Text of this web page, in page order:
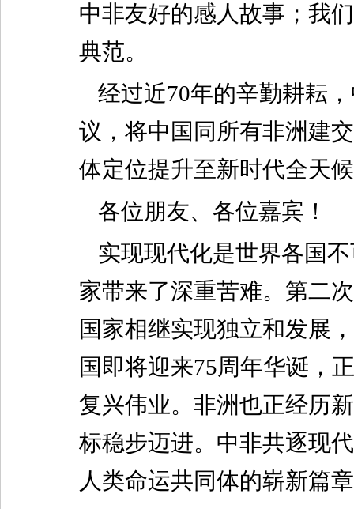
中非友好的感人故事；我
典范。
经过近70年的辛勤耕耘
议，将中国同所有非洲建
体定位提升至新时代全天
各位朋友、各位嘉宾！
实现现代化是世界各国
家带来了深重苦难。第二
国家相继实现独立和发展
国即将迎来75周年华诞，
复兴伟业。非洲也正经历
标稳步迈进。中非共逐现
人类命运共同体的崭新篇